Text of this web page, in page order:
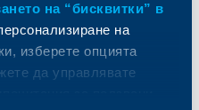
на “бисквитки” в
на
изберете опцията
да управлявате
Управление на парични средства
Търговско финансиране
ПОС терминали